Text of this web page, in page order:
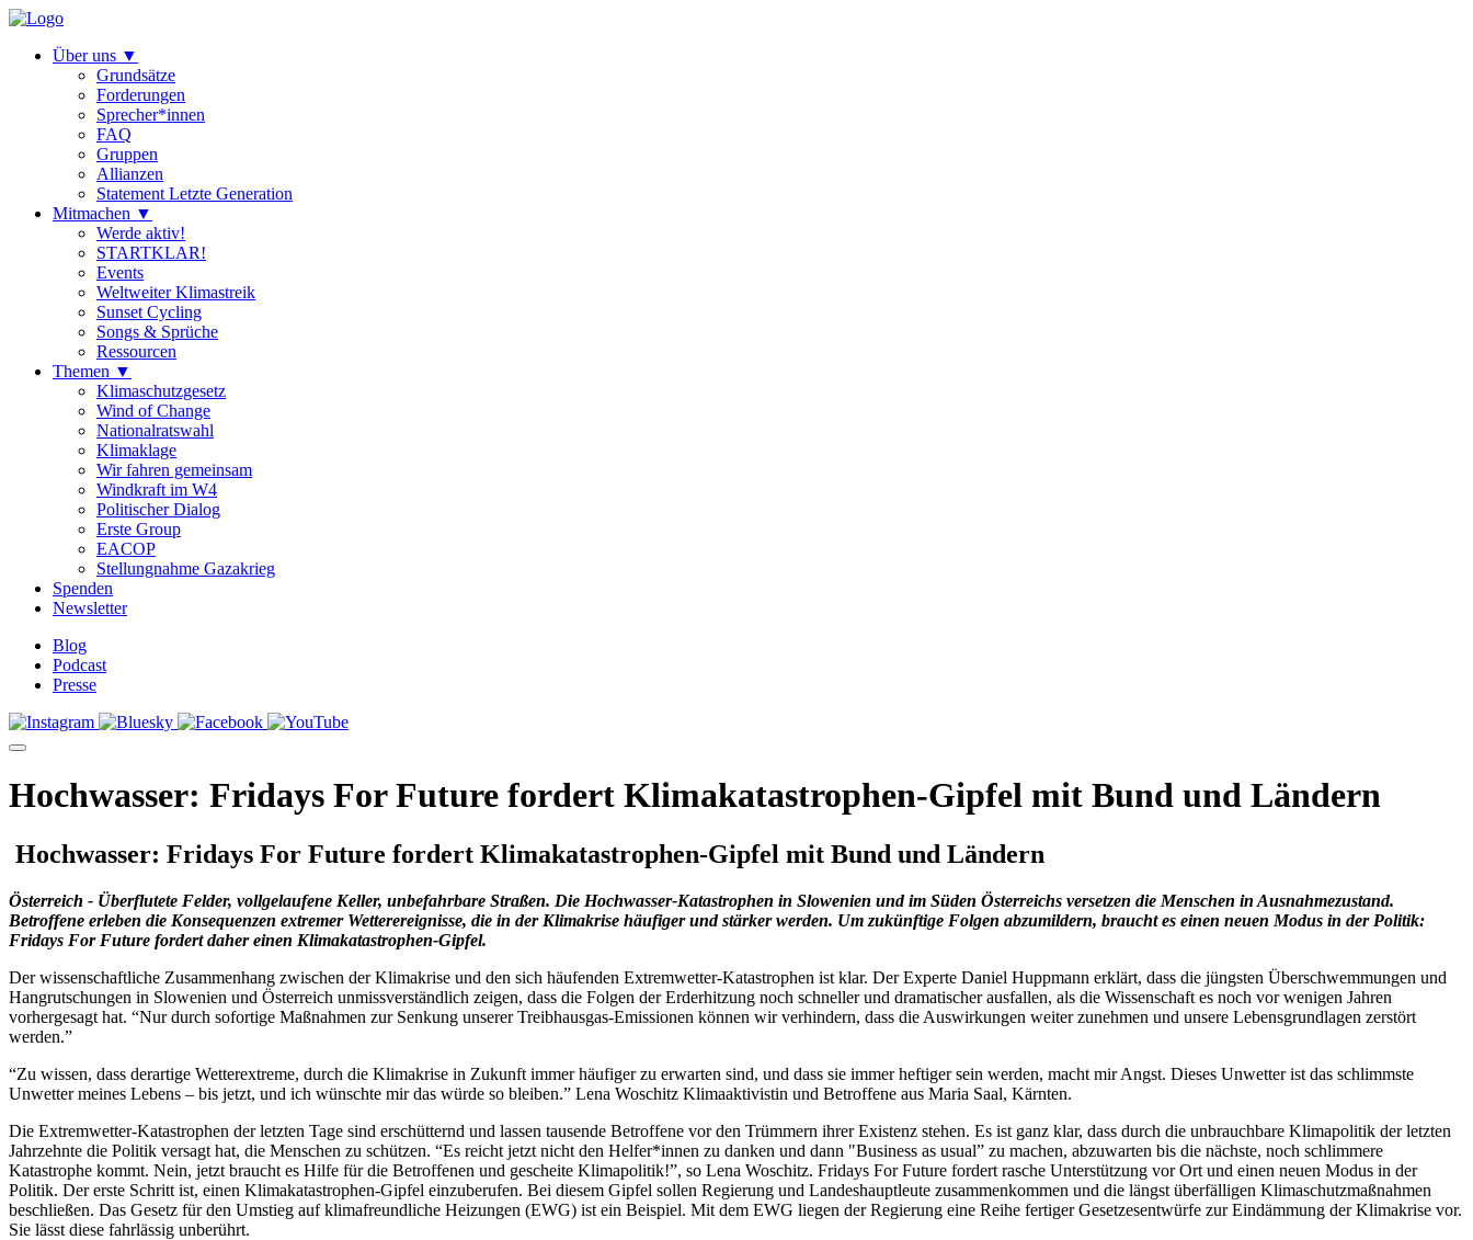
Über uns ▼
Grundsätze
Forderungen
Sprecher*innen
FAQ
Gruppen
Allianzen
Statement Letzte Generation
Mitmachen ▼
Werde aktiv!
STARTKLAR!
Events
Weltweiter Klimastreik
Sunset Cycling
Songs & Sprüche
Ressourcen
Themen ▼
Klimaschutzgesetz
Wind of Change
Nationalratswahl
Klimaklage
Wir fahren gemeinsam
Windkraft im W4
Politischer Dialog
Erste Group
EACOP
Stellungnahme Gazakrieg
Spenden
Newsletter
Blog
Podcast
Presse
Hochwasser: Fridays For Future fordert Klimakatastrophen-Gipfel mit Bund und Ländern
Hochwasser: Fridays For Future fordert Klimakatastrophen-Gipfel mit Bund und Ländern
Österreich - Überflutete Felder, vollgelaufene Keller, unbefahrbare Straßen. Die Hochwasser-Katastrophen in Slowenien und im Süden Österreichs versetzen die Menschen in Ausnahmezustand.
Betroffene erleben die Konsequenzen extremer Wetterereignisse, die in der Klimakrise häufiger und stärker werden. Um zukünftige Folgen abzumildern, braucht es einen neuen Modus in der Politik:
Fridays For Future fordert daher einen Klimakatastrophen-Gipfel.
Der wissenschaftliche Zusammenhang zwischen der Klimakrise und den sich häufenden Extremwetter-Katastrophen ist klar. Der Experte Daniel Huppmann erklärt, dass die jüngsten Überschwemmungen und
Hangrutschungen in Slowenien und Österreich unmissverständlich zeigen, dass die Folgen der Erderhitzung noch schneller und dramatischer ausfallen, als die Wissenschaft es noch vor wenigen Jahren
vorhergesagt hat. “Nur durch sofortige Maßnahmen zur Senkung unserer Treibhausgas-Emissionen können wir verhindern, dass die Auswirkungen weiter zunehmen und unsere Lebensgrundlagen zerstört
werden.”
“Zu wissen, dass derartige Wetterextreme, durch die Klimakrise in Zukunft immer häufiger zu erwarten sind, und dass sie immer heftiger sein werden, macht mir Angst. Dieses Unwetter ist das schlimmste
Unwetter meines Lebens – bis jetzt, und ich wünschte mir das würde so bleiben.” Lena Woschitz Klimaaktivistin und Betroffene aus Maria Saal, Kärnten.
Die Extremwetter-Katastrophen der letzten Tage sind erschütternd und lassen tausende Betroffene vor den Trümmern ihrer Existenz stehen. Es ist ganz klar, dass durch die unbrauchbare Klimapolitik der letzten
Jahrzehnte die Politik versagt hat, die Menschen zu schützen. “Es reicht jetzt nicht den Helfer*innen zu danken und dann "Business as usual” zu machen, abzuwarten bis die nächste, noch schlimmere
Katastrophe kommt. Nein, jetzt braucht es Hilfe für die Betroffenen und gescheite Klimapolitik!”, so Lena Woschitz. Fridays For Future fordert rasche Unterstützung vor Ort und einen neuen Modus in der
Politik. Der erste Schritt ist, einen Klimakatastrophen-Gipfel einzuberufen. Bei diesem Gipfel sollen Regierung und Landeshauptleute zusammenkommen und die längst überfälligen Klimaschutzmaßnahmen
beschließen. Das Gesetz für den Umstieg auf klimafreundliche Heizungen (EWG) ist ein Beispiel. Mit dem EWG liegen der Regierung eine Reihe fertiger Gesetzesentwürfe zur Eindämmung der Klimakrise vor.
Sie lässt diese fahrlässig unberührt.